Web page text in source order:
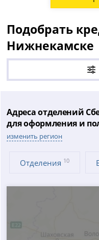
Подобрать
Нижнекамске
Адреса отделений
для оформления и
изменить регион
Отделения 10